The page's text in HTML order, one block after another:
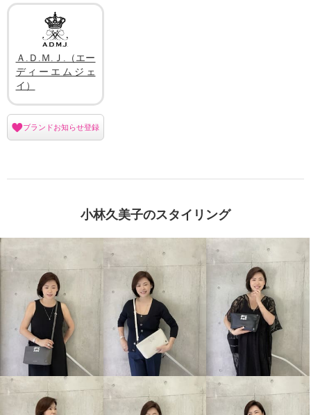
Ａ.Ｄ.Ｍ.Ｊ.（エー
ディーエムジェ
イ）
ブランドお知らせ登録
小林久美子のスタイリング